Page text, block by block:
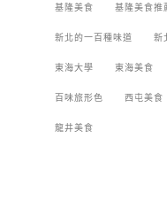
基隆美食 基隆美食推
新北的一百種味道 新
東海大學 東海美食
百味旅形色 西屯美食
龍井美食